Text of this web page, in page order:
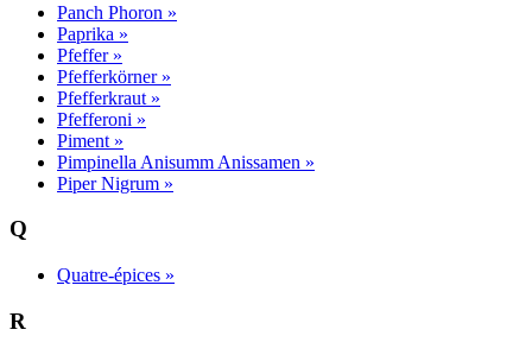
Panch Phoron »
Paprika »
Pfeffer »
Pfefferkörner »
Pfefferkraut »
Pfefferoni »
Piment »
Pimpinella Anisumm Anissamen »
Piper Nigrum »
Q
Quatre-épices »
R